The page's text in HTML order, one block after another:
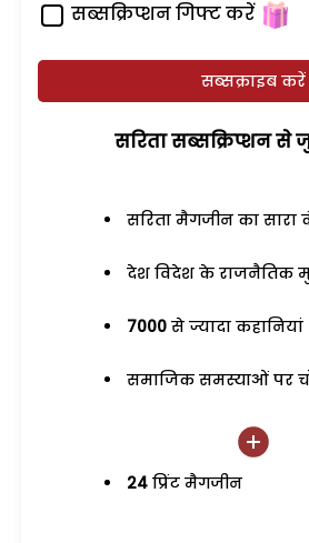
सब्सक्रिप्शन गिफ्ट करें
सब्सक्राइब करें
सरिता सब्सक्रिप्शन से
सरिता मैगजीन का सारा
देश विदेश के राजनैतिक
7000 से ज्यादा कहानियां
समाजिक समस्याओं पर
24 प्रिंट मैगजीन